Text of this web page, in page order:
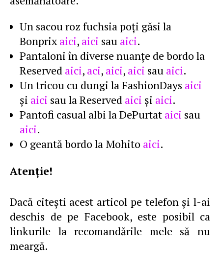
Un sacou roz fuchsia poţi găsi la
Bonprixaici, aici sau aici.
Pantaloni în diverse nuanţe de bordo la
Reserved aici, aci, aici, aici sau aici.
Un tricou cu dungi la FashionDays aici
şi aici sau la Reserved aici şi aici.
Pantofi casual albi la DePurtat aici sau
aici.
O geantă bordo la Mohito aici.
Atenţie!
Dacă citeşti acest articol pe telefon şi l-ai
deschis de pe Facebook, este posibil ca
linkurile la recomandările mele să nu
meargă.